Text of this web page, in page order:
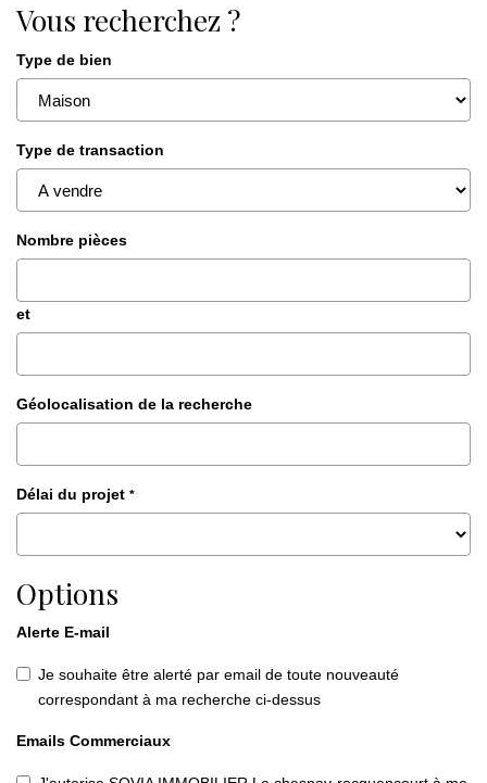
Vous recherchez ?
Type de bien
Type de transaction
Nombre pièces
et
Géolocalisation de la recherche
Délai du projet *
Options
Alerte E-mail
Je souhaite être alerté par email de toute nouveauté
correspondant à ma recherche ci-dessus
Emails Commerciaux